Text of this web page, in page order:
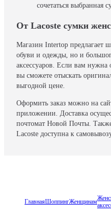
сочетаться выбранная
От Lacoste сумки
Магазин Intertop предлагает
обуви и одежды, но и
аксессуаров. Если вам нужна
вы сможете отыскать
выгодной цене.
Оформить заказ можно на
приложении. Доставка
почтомат Новой Почты.
Lacoste доступна к
ГлавнаяШоппингЖенщинам